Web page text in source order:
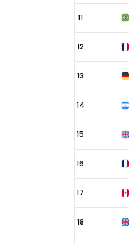
11
12
13
14
15
16
17
18